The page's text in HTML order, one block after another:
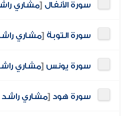
سورة الأنفال [مشاري
سورة التوبة [مشاري
سورة يونس [مشاري
سورة هود [مشاري